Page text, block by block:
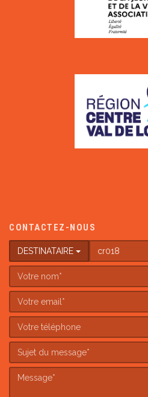
CONTACTEZ-NOUS
DESTINATAIRE